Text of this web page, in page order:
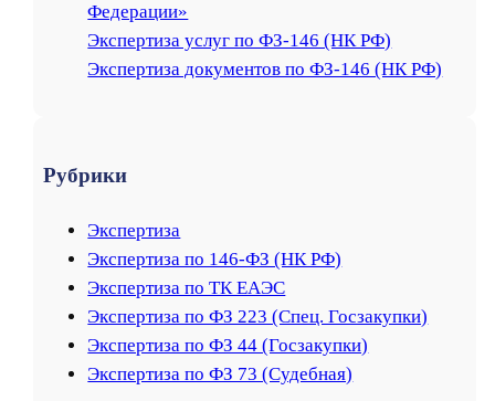
Федерации»
Экспертиза услуг по ФЗ-146 (НК РФ)
Экспертиза документов по ФЗ-146 (НК РФ)
Рубрики
Экспертиза
Экспертиза по 146-ФЗ (НК РФ)
Экспертиза по ТК ЕАЭС
Экспертиза по ФЗ 223 (Спец. Госзакупки)
Экспертиза по ФЗ 44 (Госзакупки)
Экспертиза по ФЗ 73 (Судебная)